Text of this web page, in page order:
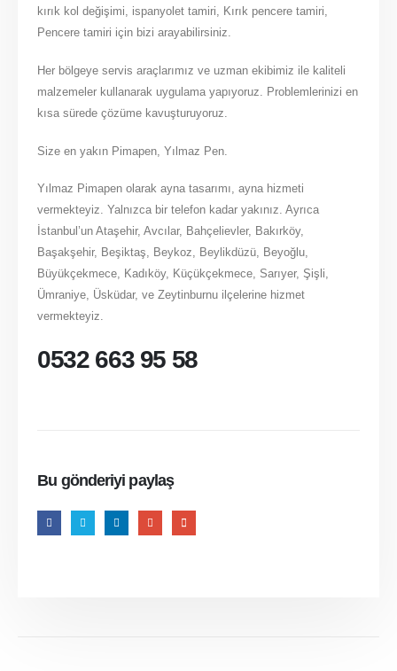
kırık kol değişimi, ispanyolet tamiri, Kırık pencere tamiri,
Pencere tamiri için bizi arayabilirsiniz.
Her bölgeye servis araçlarımız ve uzman ekibimiz ile kaliteli
malzemeler kullanarak uygulama yapıyoruz. Problemlerinizi en
kısa sürede çözüme kavuşturuyoruz.
Size en yakın Pimapen, Yılmaz Pen.
Yılmaz Pimapen olarak ayna tasarımı, ayna hizmeti
vermekteyiz. Yalnızca bir telefon kadar yakınız. Ayrıca
İstanbul’un Ataşehir, Avcılar, Bahçelievler, Bakırköy,
Başakşehir, Beşiktaş, Beykoz, Beylikdüzü, Beyoğlu,
Büyükçekmece, Kadıköy, Küçükçekmece, Sarıyer, Şişli,
Ümraniye, Üsküdar, ve Zeytinburnu ilçelerine hizmet
vermekteyiz.
0532 663 95 58
Bu gönderiyi paylaş